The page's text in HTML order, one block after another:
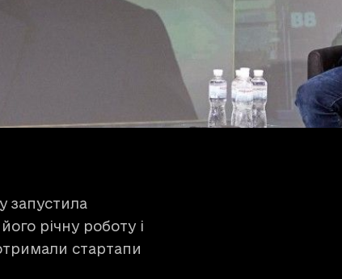
запустила
річну роботу і
стартапи